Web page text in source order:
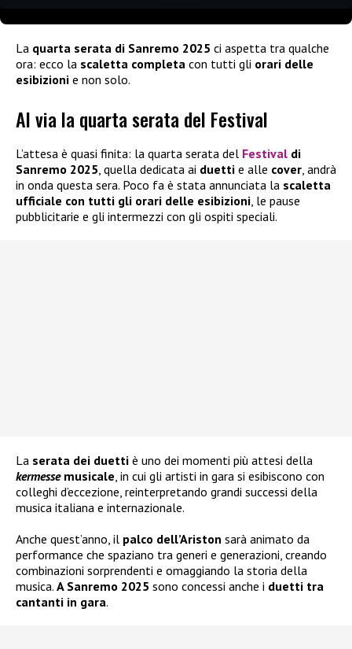
La quarta serata di Sanremo 2025 ci aspetta tra qualche
ora: ecco la scaletta completa con tutti gli orari delle
esibizioni e non solo.
Al via la quarta serata del Festival
L’attesa è quasi finita: la quarta serata del Festival di
Sanremo 2025, quella dedicata ai duetti e alle cover, andrà
in onda questa sera. Poco fa è stata annunciata la scaletta
ufficiale con tutti gli orari delle esibizioni, le pause
pubblicitarie e gli intermezzi con gli ospiti speciali.
La serata dei duetti è uno dei momenti più attesi della
kermessemusicale, in cui gli artisti in gara si esibiscono con
colleghi d’eccezione, reinterpretando grandi successi della
musica italiana e internazionale.
Anche quest’anno, il palco dell’Ariston sarà animato da
performance che spaziano tra generi e generazioni, creando
combinazioni sorprendenti e omaggiando la storia della
musica. A Sanremo 2025 sono concessi anche i duetti tra
cantanti in gara.